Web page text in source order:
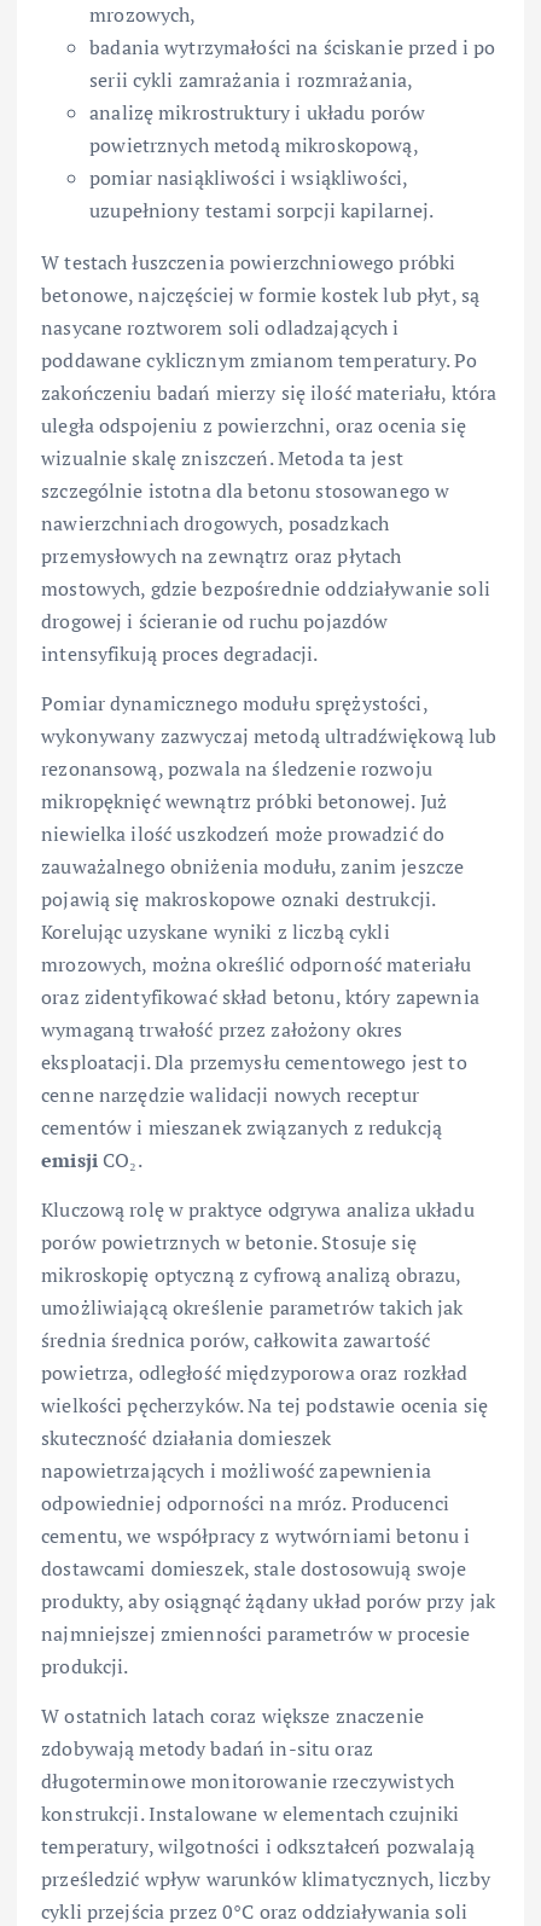
mrozowych,
badania wytrzymałości na ściskanie przed i po
serii cykli zamrażania i rozmrażania,
analizę mikrostruktury i układu porów
powietrznych metodą mikroskopową,
pomiar nasiąkliwości i wsiąkliwości,
uzupełniony testami sorpcji kapilarnej.
W testach łuszczenia powierzchniowego próbki
betonowe, najczęściej w formie kostek lub płyt, są
nasycane roztworem soli odladzających i
poddawane cyklicznym zmianom temperatury. Po
zakończeniu badań mierzy się ilość materiału, która
uległa odspojeniu z powierzchni, oraz ocenia się
wizualnie skalę zniszczeń. Metoda ta jest
szczególnie istotna dla betonu stosowanego w
nawierzchniach drogowych, posadzkach
przemysłowych na zewnątrz oraz płytach
mostowych, gdzie bezpośrednie oddziaływanie soli
drogowej i ścieranie od ruchu pojazdów
intensyfikują proces degradacji.
Pomiar dynamicznego modułu sprężystości,
wykonywany zazwyczaj metodą ultradźwiękową lub
rezonansową, pozwala na śledzenie rozwoju
mikropęknięć wewnątrz próbki betonowej. Już
niewielka ilość uszkodzeń może prowadzić do
zauważalnego obniżenia modułu, zanim jeszcze
pojawią się makroskopowe oznaki destrukcji.
Korelując uzyskane wyniki z liczbą cykli
mrozowych, można określić odporność materiału
oraz zidentyfikować skład betonu, który zapewnia
wymaganą trwałość przez założony okres
eksploatacji. Dla przemysłu cementowego jest to
cenne narzędzie walidacji nowych receptur
cementów i mieszanek związanych z redukcją
emisjiCO₂.
Kluczową rolę w praktyce odgrywa analiza układu
porów powietrznych w betonie. Stosuje się
mikroskopię optyczną z cyfrową analizą obrazu,
umożliwiającą określenie parametrów takich jak
średnia średnica porów, całkowita zawartość
powietrza, odległość międzyporowa oraz rozkład
wielkości pęcherzyków. Na tej podstawie ocenia się
skuteczność działania domieszek
napowietrzających i możliwość zapewnienia
odpowiedniej odporności na mróz. Producenci
cementu, we współpracy z wytwórniami betonu i
dostawcami domieszek, stale dostosowują swoje
produkty, aby osiągnąć żądany układ porów przy jak
najmniejszej zmienności parametrów w procesie
produkcji.
W ostatnich latach coraz większe znaczenie
zdobywają metody badań in-situ oraz
długoterminowe monitorowanie rzeczywistych
konstrukcji. Instalowane w elementach czujniki
temperatury, wilgotności i odkształceń pozwalają
prześledzić wpływ warunków klimatycznych, liczby
cykli przejścia przez 0°C oraz oddziaływania soli